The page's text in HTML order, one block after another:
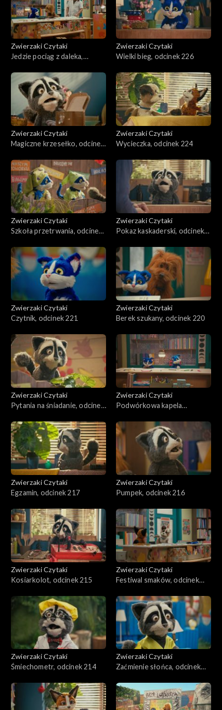
Zwierzaki Czytaki
Jedzie pociąg z daleka,
Zwierzaki Czytaki
Wielki bieg, odcinek 226
Zwierzaki Czytaki
Magiczne krzesełko, odcinek
Zwierzaki Czytaki
Wycieczka, odcinek 224
Zwierzaki Czytaki
Szkoła przetrwania, odcinek
Zwierzaki Czytaki
Pokaz kaskaderski, odcinek
Zwierzaki Czytaki
Czytnik, odcinek 221
Zwierzaki Czytaki
Berek szukany, odcinek 220
Zwierzaki Czytaki
Pytania na śniadanie, odcinek
Zwierzaki Czytaki
Podwórkowa kapela
Zwierzaki Czytaki
Egzamin, odcinek 217
Zwierzaki Czytaki
Pumpek, odcinek 216
Zwierzaki Czytaki
Kosiarkolot, odcinek 215
Zwierzaki Czytaki
Festiwal smaków, odcinek
Zwierzaki Czytaki
Śmiechometr, odcinek 214
Zwierzaki Czytaki
Zaćmienie słońca, odcinek